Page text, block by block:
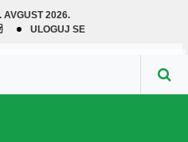
AVGUST 2026.
ULOGUJ SE